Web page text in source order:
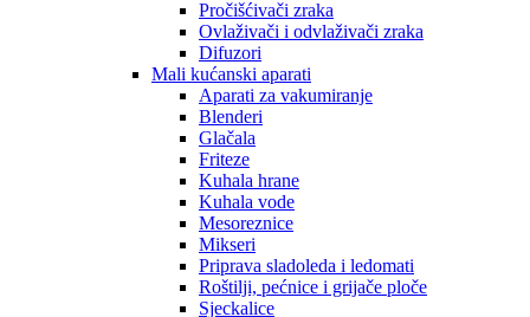
Pročišćivači zraka
Ovlaživači i odvlaživači zraka
Difuzori
Mali kućanski aparati
Aparati za vakumiranje
Blenderi
Glačala
Friteze
Kuhala hrane
Kuhala vode
Mesoreznice
Mikseri
Priprava sladoleda i ledomati
Roštilji, pećnice i grijače ploče
Sjeckalice